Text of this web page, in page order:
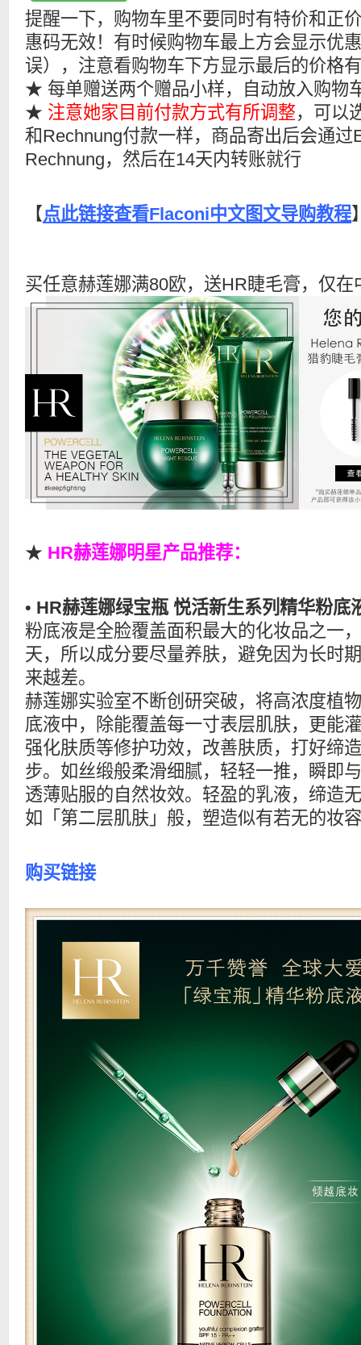
提醒一下，购物车里不要同时有特价和正
惠码无效！有时候购物车最上方会显示优
误），注意看购物车下方显示最后的价格
★ 每单赠送两个赠品小样，自动放入购物
★ 注意她家目前付款方式有所调整，可以
和Rechnung付款一样，商品寄出后会通过
Rechnung，然后在14天内转账就行
【点此链接查看Flaconi中文图文导购教程
买任意赫莲娜满80欧，送HR睫毛膏，仅在
★ HR赫莲娜明星产品推荐：
• HR赫莲娜绿宝瓶 悦活新生系列精华粉底
粉底液是全脸覆盖面积最大的化妆品之一
天，所以成分要尽量养肤，避免因为长时
来越差。
赫莲娜实验室不断创研突破，将高浓度植
底液中，除能覆盖每一寸表层肌肤，更能
强化肤质等修护功效，改善肤质，打好缔
步。如丝缎般柔滑细腻，轻轻一推，瞬即
透薄贴服的自然妆效。轻盈的乳液，缔造
如「第二层肌肤」般，塑造似有若无的妆
购买链接